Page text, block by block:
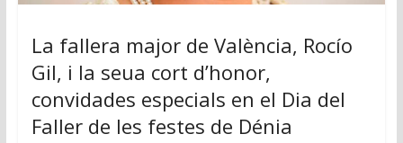
La fallera major de València, Rocío
Gil, i la seua cort d’honor,
convidades especials en el Dia del
Faller de les festes de Dénia